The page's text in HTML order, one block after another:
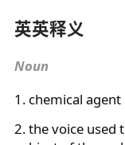
英英释义
Noun
1. chemical
2. the voice used